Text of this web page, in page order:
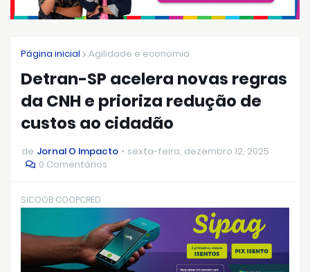
Página inicial Agilidade e economia
Detran-SP acelera novas regras
da CNH e prioriza redução de
custos ao cidadão
de Jornal O Impacto
sexta-feira, dezembro 12, 2025
0 Comentários
SICOOB COOPCRED